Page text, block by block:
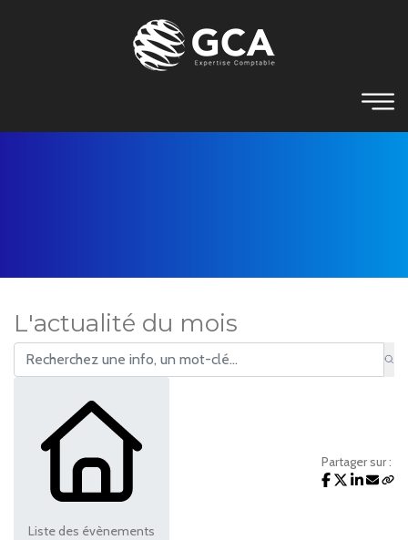
L'actualité du mois
Liste des évènements
Partager sur :